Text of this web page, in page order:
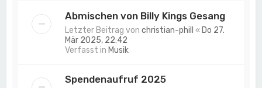
Abmischen von Billy Kings Gesang
Letzter Beitrag vonchristian-phill « Do 27.
Mär 2025, 22:42
Verfasst in Musik
Spendenaufruf 2025